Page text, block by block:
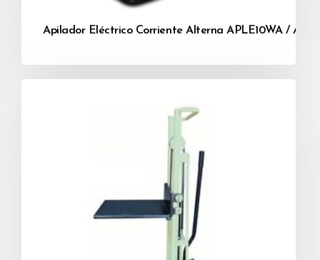
Apilador Eléctrico Corriente Alterna APLE10WA /